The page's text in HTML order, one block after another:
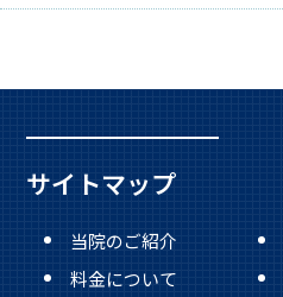
サイトマップ
当院のご紹介
料金について